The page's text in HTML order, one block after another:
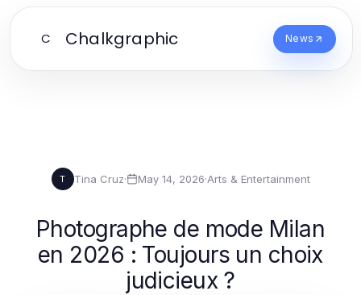
C Chalkgraphic News
T Tina Cruz· May 14, 2026·Arts & Entertainment
Photographe de mode Milan
en 2026 : Toujours un choix
judicieux ?